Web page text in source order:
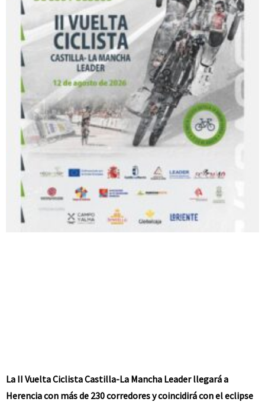
La II Vuelta Ciclista Castilla-La Mancha Leader llegará a
Herencia con más de 230 corredores y coincidirá con el eclipse